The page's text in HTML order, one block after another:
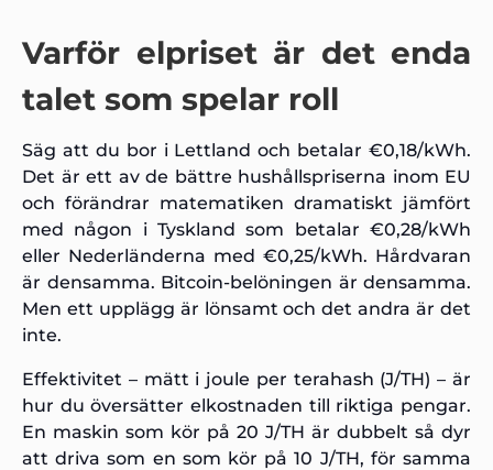
Varför elpriset är det enda
talet som spelar roll
Säg att du bor i Lettland och betalar €0,18/kWh.
Det är ett av de bättre hushållspriserna inom EU
och förändrar matematiken dramatiskt jämfört
med någon i Tyskland som betalar €0,28/kWh
eller Nederländerna med €0,25/kWh. Hårdvaran
är densamma. Bitcoin-belöningen är densamma.
Men ett upplägg är lönsamt och det andra är det
inte.
Effektivitet – mätt i joule per terahash (J/TH) – är
hur du översätter elkostnaden till riktiga pengar.
En maskin som kör på 20 J/TH är dubbelt så dyr
att driva som en som kör på 10 J/TH, för samma